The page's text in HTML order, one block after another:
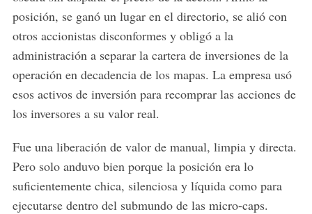
posición, se ganó un lugar en el directorio, se alió con
otros accionistas disconformes y obligó a la
administración a separar la cartera de inversiones de la
operación en decadencia de los mapas. La empresa usó
esos activos de inversión para recomprar las acciones de
los inversores a su valor real.
Fue una liberación de valor de manual, limpia y directa.
Pero solo anduvo bien porque la posición era lo
suficientemente chica, silenciosa y líquida como para
ejecutarse dentro del submundo de las micro-caps.